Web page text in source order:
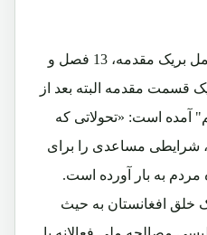
قانون اساسی این دوره مشتمل بریک مقدمه، 13 فصل و
بود. دریک قسمت مقدمه البته بعد از
آمده است: «تحولاتی که
شرایطی مساعدی را برای
به بار آورده است.
خلق افغانستان به حیث